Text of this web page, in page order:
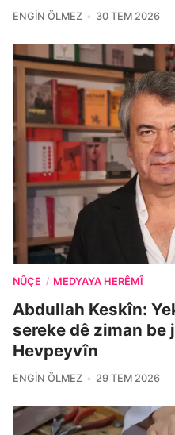
ENGIN ÖLMEZ 30 TEM 2026
NÛÇE / MEDYAYA HERÊMÎ
Abdullah Keskîn:
sereke dê ziman
Hevpeyvîn
ENGIN ÖLMEZ 29 TEM 2026